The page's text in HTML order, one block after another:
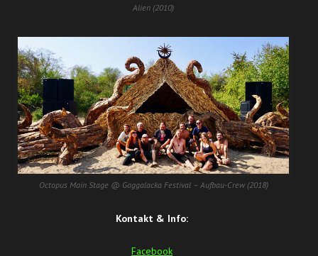
Alien (2010)
Octopus Main Stage @ Gaggalacka Festival – Aufbau-Crew (2018)
Kontakt & Info:
Facebook